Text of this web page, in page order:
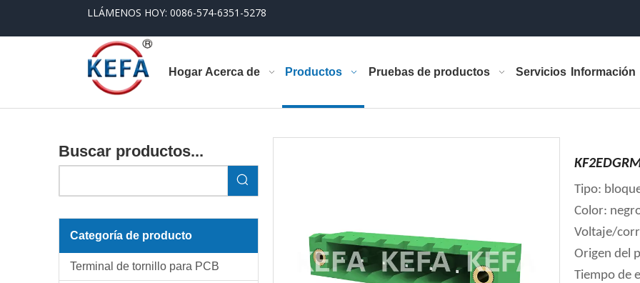
LLÁMENOS HOY: 0086-574-6351-5278
Hogar Acerca de Productos Pruebas de productos Servicios Información
Buscar productos...
Categoría de producto
Terminal de tornillo para PCB
Tipo:
Color:
Voltaje/
Origen del
Tiempo de